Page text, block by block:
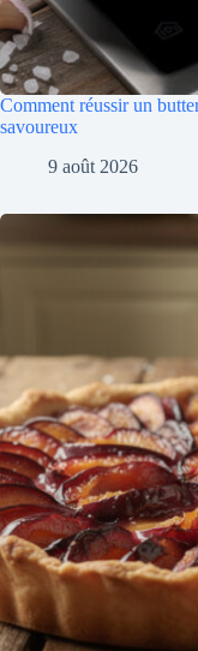
Comment réussir un
savoureux
9 août 2026